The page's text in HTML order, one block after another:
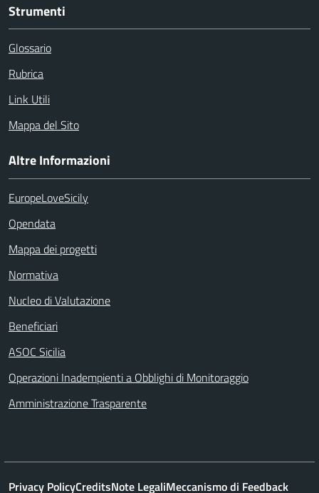
Strumenti
Glossario
Rubrica
Link Utili
Mappa del Sito
Altre Informazioni
EuropeLoveSicily
Opendata
Mappa dei progetti
Normativa
Nucleo di Valutazione
Beneficiari
ASOC Sicilia
Operazioni Inadempienti a Obblighi di Monitoraggio
Amministrazione Trasparente
Privacy PolicyCreditsNote LegaliMeccanismo di Feedback